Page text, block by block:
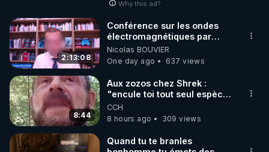
Why this ad?
2:13:08
Conférence sur les ondes
électromagnétiques par
Grégoire Caustru et Bart de
Wever !
Nicolas BOUVIER
One day ago
637 views
8:44
Aux zozos chez Shrek :
"encule toi tout seul espèce
de mal polish"
CCH
8 hours ago
309 views
Quand tu te branles